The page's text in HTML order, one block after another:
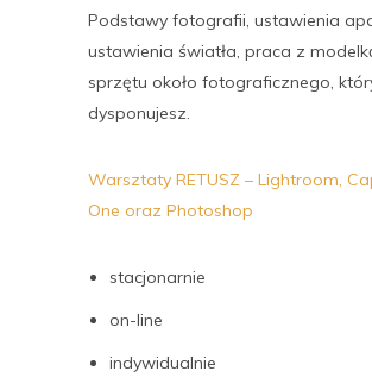
Podstawy fotografii, ustawienia
ustawienia światła, praca z
sprzętu około fotograficznego,
dysponujesz.
Warsztaty RETUSZ – Lightroom,
One oraz Photoshop
stacjonarnie
on-line
indywidualnie